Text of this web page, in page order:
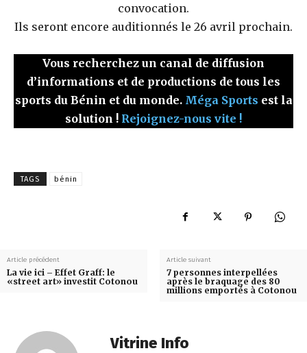
convocation.
Ils seront encore auditionnés le 26 avril prochain.
Vous recherchez un canal de diffusion
d’informations et de productions de tous les
sports du Bénin et du monde. Méga Sports est la
solution ! Rejoignez-nous vite !
TAGS bénin
Article précédent
La vie ici – Effet Graff: le
«street art» investit Cotonou
Article suivant
7 personnes interpellées
après le braquage des 80
millions emportés à Cotonou
Vitrine Info